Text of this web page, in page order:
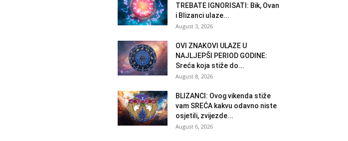
TREBATE IGNORISATI: Bik, Ovan
i Blizanci ulaze...
August 3, 2026
OVI ZNAKOVI ULAZE U
NAJLJEPŠI PERIOD GODINE:
Sreća koja stiže do...
August 8, 2026
BLIZANCI: Ovog vikenda stiže
vam SREĆA kakvu odavno niste
osjetili, zvijezde...
August 6, 2026